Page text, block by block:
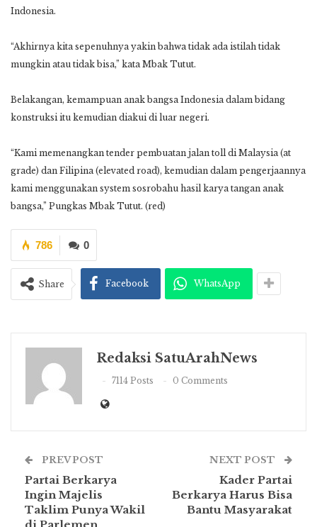
Indonesia.
“Akhirnya kita sepenuhnya yakin bahwa tidak ada istilah tidak
mungkin atau tidak bisa,” kata Mbak Tutut.
Belakangan, kemampuan anak bangsa Indonesia dalam bidang
konstruksi itu kemudian diakui di luar negeri.
“Kami memenangkan tender pembuatan jalan toll di Malaysia (at
grade) dan Filipina (elevated road), kemudian dalam pengerjaannya
kami menggunakan system sosrobahu hasil karya tangan anak
bangsa,” Pungkas Mbak Tutut. (red)
0
786
Share Facebook WhatsApp
Redaksi SatuArahNews
7114 Posts 0 Comments
PREV POST
Partai Berkarya
Ingin Majelis
Taklim Punya Wakil
NEXT POST
Kader Partai
Berkarya Harus Bisa
Bantu Masyarakat